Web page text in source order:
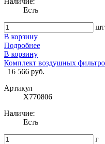
Есть
шт
В корзину
Подробнее
В корзину
Комплект воздушных
16 566 руб.
Артикул
X770806
Наличие:
Есть
г